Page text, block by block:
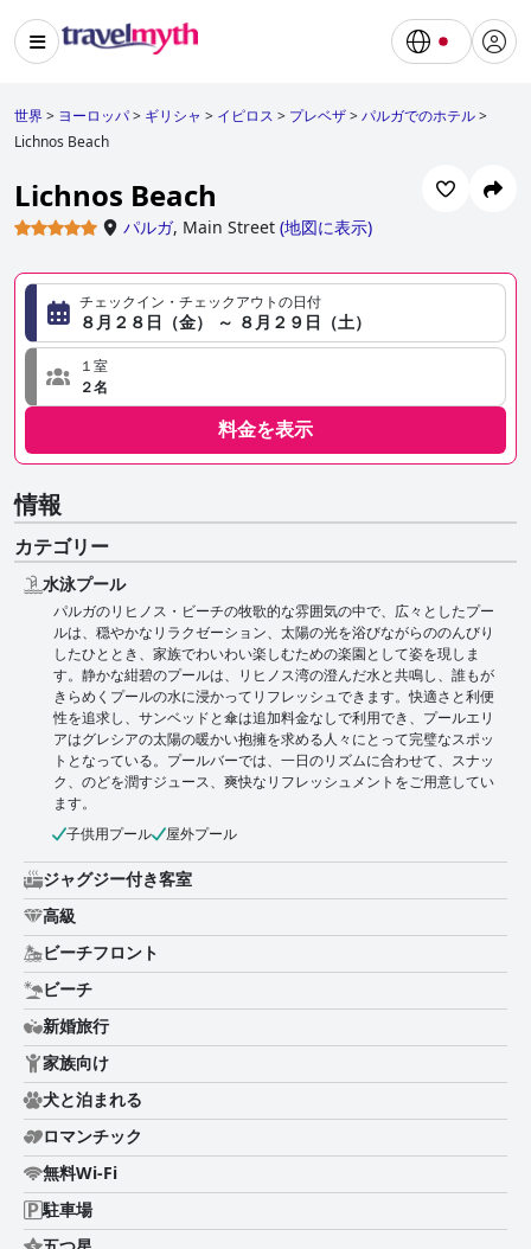
世界> ヨーロッパ> ギリシャ > イピロス > プレベザ>パルガでのホテル>
Lichnos Beach
Lichnos Beach
パルガ, Main Street (地図に表示)
チェックイン・チェックアウトの日付
８月２８日（金） ～ ８月２９日（土）
１室
２名
料金を表示
情報
カテゴリー
水泳プール
パルガのリヒノス・ビーチの牧歌的な雰囲気の中で、広々としたプー
ルは、穏やかなリラクゼーション、太陽の光を浴びながらののんびり
したひととき、家族でわいわい楽しむための楽園として姿を現しま
す。静かな紺碧のプールは、リヒノス湾の澄んだ水と共鳴し、誰もが
きらめくプールの水に浸かってリフレッシュできます。快適さと利便
性を追求し、サンベッドと傘は追加料金なしで利用でき、プールエリ
アはグレシアの太陽の暖かい抱擁を求める人々にとって完璧なスポッ
トとなっている。プールバーでは、一日のリズムに合わせて、スナッ
ク、のどを潤すジュース、爽快なリフレッシュメントをご用意してい
ます。
子供用プール
屋外プール
ジャグジー付き客室
高級
ビーチフロント
ビーチ
新婚旅行
家族向け
犬と泊まれる
ロマンチック
無料Wi-Fi
駐車場